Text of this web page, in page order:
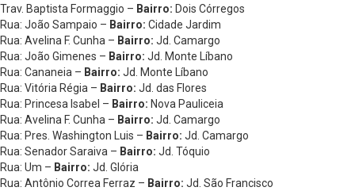
Trav. Baptista Formaggio – Bairro: Dois Córregos
Rua: João Sampaio – Bairro: Cidade Jardim
Rua: Avelina F. Cunha – Bairro: Jd. Camargo
Rua: João Gimenes – Bairro: Jd. Monte Líbano
Rua: Cananeia – Bairro: Jd. Monte Líbano
Rua: Vitória Régia – Bairro: Jd. das Flores
Rua: Princesa Isabel – Bairro: Nova Pauliceia
Rua: Avelina F. Cunha – Bairro: Jd. Camargo
Rua: Pres. Washington Luis – Bairro: Jd. Camargo
Rua: Senador Saraiva – Bairro: Jd. Tóquio
Rua: Um – Bairro: Jd. Glória
Rua: Antônio Correa Ferraz – Bairro: Jd. São Francisco